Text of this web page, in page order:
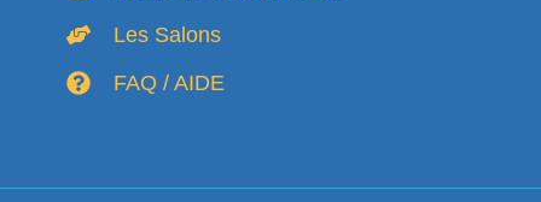
Les Salons
FAQ / AIDE